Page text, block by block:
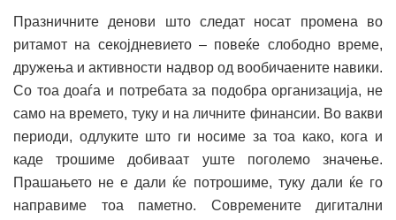
Празничните денови што следат носат промена во
ритамот на секојдневието – повеќе слободно време,
дружења и активности надвор од вообичаените навики.
Со тоа доаѓа и потребата за подобра организација, не
само на времето, туку и на личните финансии. Во вакви
периоди, одлуките што ги носиме за тоа како, кога и
каде трошиме добиваат уште поголемо значење.
Прашањето не е дали ќе потрошиме, туку дали ќе го
направиме тоа паметно. Современите дигитални